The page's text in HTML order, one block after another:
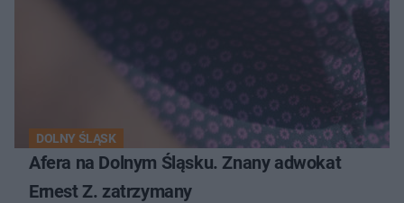
DOLNY ŚLĄSK
Afera na Dolnym Śląsku. Znany adwokat
Ernest Z. zatrzymany